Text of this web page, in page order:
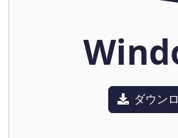
ダウン